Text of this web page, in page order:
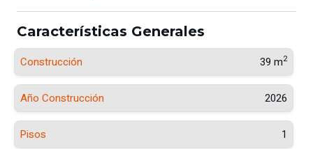
Características Generales
Construcción 39 m2
Año Construcción 2026
Pisos 1